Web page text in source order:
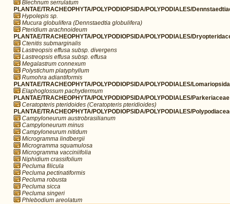
Blechnum serrulatum
PLANTAE/TRACHEOPHYTA/POLYPODIOPSIDA/POLYPODIALES/
Hypolepis sp.
Mucura globulifera (Dennstaedtia globulifera)
Pteridium arachnoideum
PLANTAE/TRACHEOPHYTA/POLYPODIOPSIDA/POLYPODIALES/
Ctenitis submarginalis
Lastreopsis effusa subsp. divergens
Lastreopsis effusa subsp. effusa
Megalastrum connexum
Polystichum platyphyllum
Rumohra adiantiformis
PLANTAE/TRACHEOPHYTA/POLYPODIOPSIDA/POLYPODIALES/
Elaphoglossum pachydermum
PLANTAE/TRACHEOPHYTA/POLYPODIOPSIDA/POLYPODIALES/Parkeriaceae
Ceratopteris pteridoides (Ceratopteris pteridioides)
PLANTAE/TRACHEOPHYTA/POLYPODIOPSIDA/POLYPODIALES/
Campyloneurum austrobrasilianum
Campyloneurum minus
Campyloneurum nitidum
Microgramma lindbergii
Microgramma squamulosa
Microgramma vacciniifolia
Niphidium crassifolium
Pecluma filicula
Pecluma pectinatiformis
Pecluma robusta
Pecluma sicca
Pecluma singeri
Phlebodium areolatum